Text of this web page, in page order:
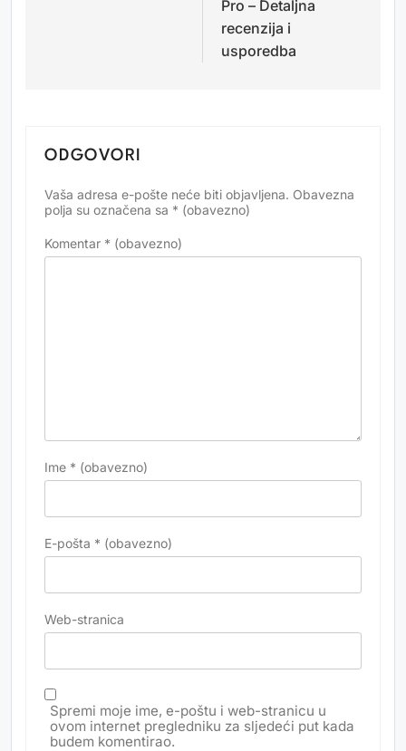
Pro – Detaljna
recenzija i
usporedba
ODGOVORI
Vaša adresa e-pošte neće biti objavljena. Obavezna
polja su označena sa * (obavezno)
Komentar * (obavezno)
Ime * (obavezno)
E-pošta * (obavezno)
Web-stranica
Spremi moje ime, e-poštu i web-stranicu u
ovom internet pregledniku za sljedeći put kada
budem komentirao.
Alternative: